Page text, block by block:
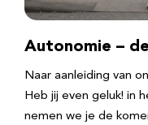
Autonomie –
Naar aanleiding van
Heb jij even geluk! in
nemen we je de